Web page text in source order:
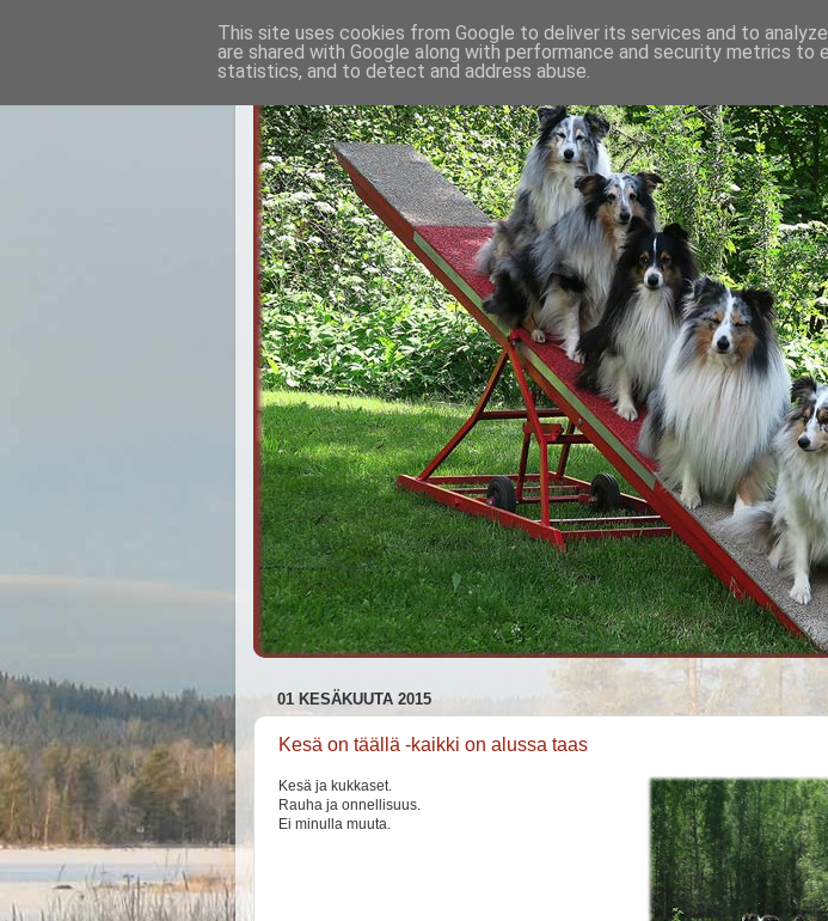
01 KESÄKUUTA 2015
Kesä on täällä -kaikki on alussa taas
Kesä ja kukkaset.
Rauha ja onnellisuus.
Ei minulla muuta.
This site uses cookies from Google to deliver its services and to
are shared with Google along with performance and security metrics to
statistics, and to detect and address abuse.